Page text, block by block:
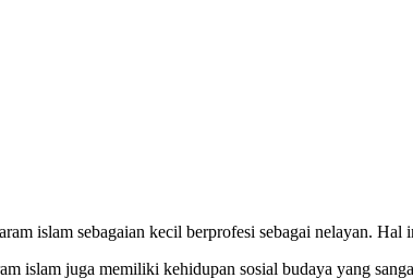
islam sebagaian kecil berprofesi sebagai nelayan.
islam juga memiliki kehidupan sosial budaya yang